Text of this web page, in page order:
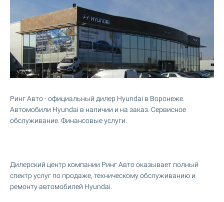
Ринг Авто - официальный дилер Hyundai в Воронеже.
Автомобили Hyundai в наличии и на заказ. Сервисное
обслуживание. Финансовые услуги.
Дилерский центр компании Ринг Авто оказывает полный
спектр услуг по продаже, техническому обслуживанию и
ремонту автомобилей Hyundai.